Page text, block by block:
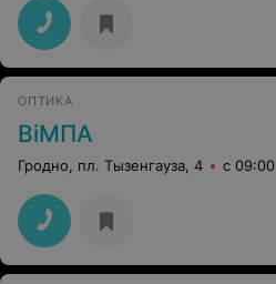
ОПТИКА
ВiMПА
Гродно, пл. Тызенгауза, 4 с 09:00